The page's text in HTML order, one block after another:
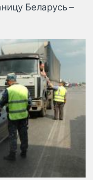
Беларусь –